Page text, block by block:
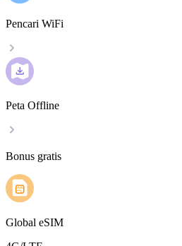
Pencari WiFi
Peta Offline
Bonus gratis
Global eSIM